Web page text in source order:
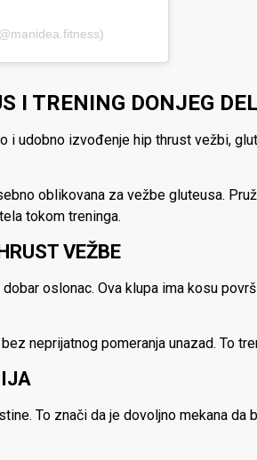
I TRENING DONJEG
i udobno izvođenje hip thrust vežbi,
oblikovana za vežbe gluteusa.
tokom treninga.
VEŽBE
oslonac. Ova klupa ima kosu
neprijatnog pomeranja unazad. To
To znači da je dovoljno mekana da